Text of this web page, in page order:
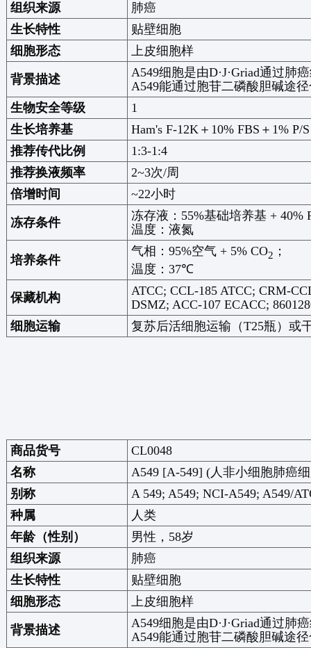
组织来源
肺癌
生长特性
贴壁细胞
细胞形态
上皮细胞样
背景描述 A549细胞是由D·J·Griad通过肺
A549能通过胞苷二磷酸胆碱途
生物安全等级
1
生长培养基
Ham's F-12K＋ 10% FBS ＋ 1% P/S
推荐传代比例
1:3-1:4
推荐换液频率
2~3次/周
倍增时间
~22小时
冻存条件 冻存液： 55%基础培养基 + 40%
温度：液氮
培养条件
气相： 95%空气+ 5% CO2 ；
温度： 37℃
保藏机构
ATCC; CCL-185 ATCC; CRM-
DSMZ; ACC-107 ECACC;
细胞运输
复苏后活细胞运输（T25瓶）或
商品货号
CL0048
名称
A549 [A-549] (人非小细胞肺癌
别称
A 549; A549; NCI-A549; A549/
种属
人类
年龄（性别）
男性， 58岁
组织来源
肺癌
生长特性
贴壁细胞
细胞形态
上皮细胞样
背景描述 A549细胞是由D·J·Griad通过肺
A549能通过胞苷二磷酸胆碱途